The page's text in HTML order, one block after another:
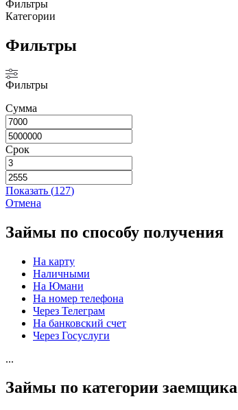
Фильтры
Категории
Фильтры
Фильтры
Сумма
Срок
Показать (127)
Отмена
Займы по способу получения
На карту
Наличными
На Юмани
На номер телефона
Через Телеграм
На банковский счет
Через Госуслуги
...
Займы по категории заемщика